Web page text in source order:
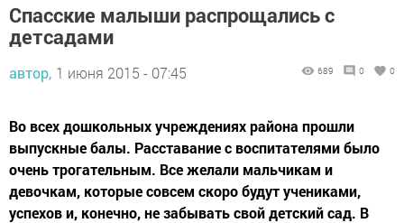
Спасские малыши распрощались с
детсадами
автор, 1 июня 2015 - 07:45 689 0 0
Во всех дошкольных учреждениях района прошли
выпускные балы. Расставание с воспитателями было
очень трогательным. Все желали мальчикам и
девочкам, которые совсем скоро будут учениками,
успехов и, конечно, не забывать свой детский сад. В